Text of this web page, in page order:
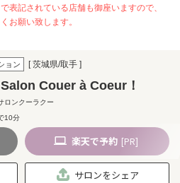
表記されている店舗も御座いますので、
お願い致します。
ョン [ 茨城県/取手 ]
Couer à Coeur！
ロンクーラクー
10分
楽天で予約 [PR]
サロンをシェア